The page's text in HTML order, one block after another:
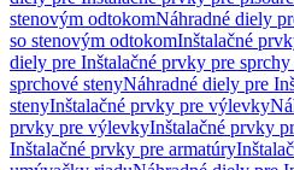
stenovým odtokomNáhradné diely
so stenovým odtokomInštalačné
diely pre Inštalačné prvky pre sprchy
sprchové stenyNáhradné diely pre
stenyInštalačné prvky pre výlevky
prvky pre výlevkyInštalačné prvky
Inštalačné prvky pre armatúry